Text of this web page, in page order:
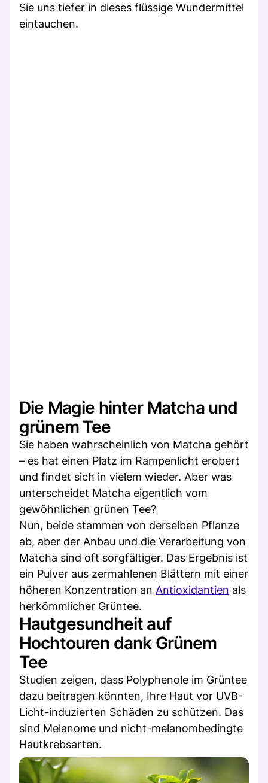
Sie uns tiefer in dieses flüssige Wundermittel
eintauchen.
Die Magie hinter Matcha und
grünem Tee
Sie haben wahrscheinlich von Matcha gehört
– es hat einen Platz im Rampenlicht erobert
und findet sich in vielem wieder. Aber was
unterscheidet Matcha eigentlich vom
gewöhnlichen grünen Tee?
Nun, beide stammen von derselben Pflanze
ab, aber der Anbau und die Verarbeitung von
Matcha sind oft sorgfältiger. Das Ergebnis ist
ein Pulver aus zermahlenen Blättern mit einer
höheren Konzentration an Antioxidantien als
herkömmlicher Grüntee.
Hautgesundheit auf
Hochtouren dank Grünem
Tee
Studien zeigen, dass Polyphenole im Grüntee
dazu beitragen könnten, Ihre Haut vor UVB-
Licht-induzierten Schäden zu schützen. Das
sind Melanome und nicht-melanombedingte
Hautkrebsarten.